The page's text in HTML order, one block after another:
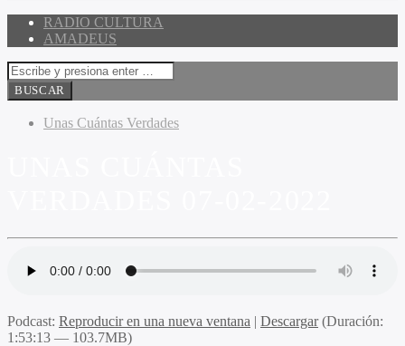
RADIO CULTURA
AMADEUS
Unas Cuántas Verdades
Podcast: Reproducir en una nueva ventana | Descargar(Duración:
1:53:13 — 103.7MB)